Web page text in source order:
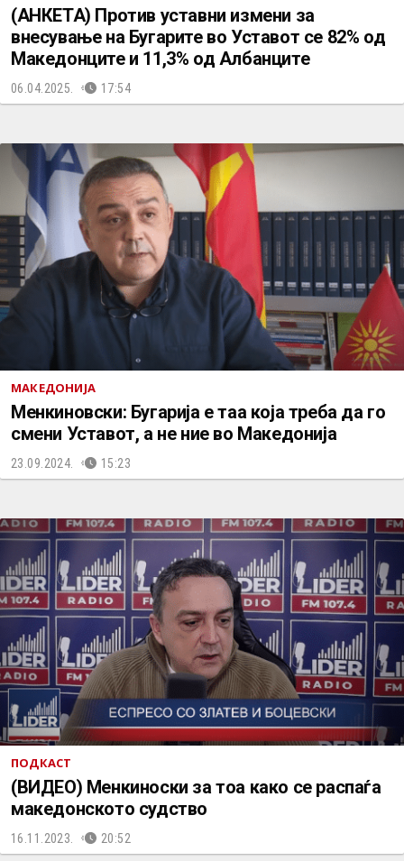
(АНКЕТА) Против уставни измени за
внесување на Бугарите во Уставот се 82% од
Македонците и 11,3% од Албанците
06.04.2025. 17:54
МАКЕДОНИЈА
Менкиновски: Бугарија е таа која треба да го
смени Уставот, а не ние во Македонија
23.09.2024. 15:23
ПОДКАСТ
(ВИДЕО) Менкиноски за тоа како се распаѓа
македонското судство
16.11.2023. 20:52